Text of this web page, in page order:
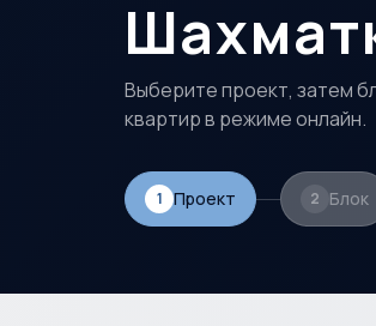
Выберите проект, затем
квартир в режиме онлайн.
1 Проект 2 Блок